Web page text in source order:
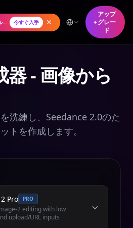
Seedance 2.0ディール年間プランが50%オフ 今すぐ入手
アップ
グレー
ド
- 画像から
洗練し、Seedance 2.0のた
トを作成します。
Pro PRO
2 editing with low
upload/URL inputs